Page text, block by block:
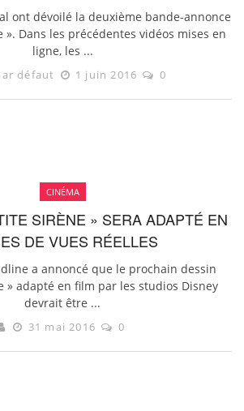
ont dévoilé la deuxième bande-annonce
». Dans les précédentes vidéos mises en
ligne, les ...
défaut 1 juin 2016 0
CINÉMA
SIRÈNE » SERA ADAPTÉ EN
DE VUES RÉELLES
a annoncé que le prochain dessin
» adapté en film par les studios Disney
devrait être ...
31 mai 2016 0